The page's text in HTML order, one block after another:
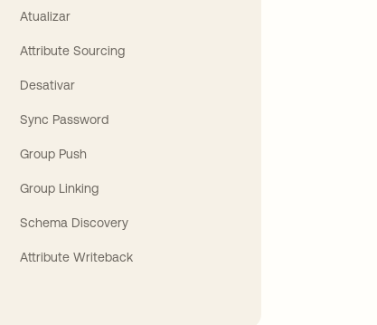
Atualizar
Attribute Sourcing
Desativar
Sync Password
Group Push
Group Linking
Schema Discovery
Attribute Writeback